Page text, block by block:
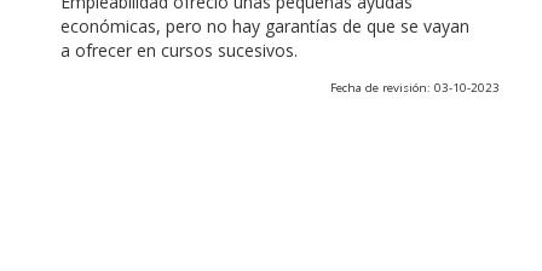
económicas, pero no hay garantías de que se vayan
a ofrecer en cursos sucesivos.
Fecha de revisión: 03-10-2023